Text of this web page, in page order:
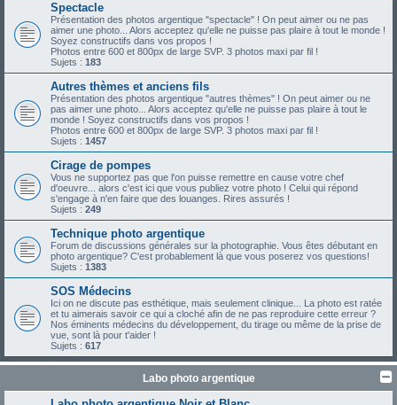
Spectacle
Présentation des photos argentique "spectacle" ! On peut aimer ou ne pas
aimer une photo... Alors acceptez qu'elle ne puisse pas plaire à tout le monde !
Soyez constructifs dans vos propos !
Photos entre 600 et 800px de large SVP. 3 photos maxi par fil !
Sujets : 183
Autres thèmes et anciens fils
Présentation des photos argentique "autres thèmes" ! On peut aimer ou ne
pas aimer une photo... Alors acceptez qu'elle ne puisse pas plaire à tout le
monde ! Soyez constructifs dans vos propos !
Photos entre 600 et 800px de large SVP. 3 photos maxi par fil !
Sujets : 1457
Cirage de pompes
Vous ne supportez pas que l'on puisse remettre en cause votre chef
d'oeuvre... alors c'est ici que vous publiez votre photo ! Celui qui répond
s'engage à n'en faire que des louanges. Rires assurés !
Sujets : 249
Technique photo argentique
Forum de discussions générales sur la photographie. Vous êtes débutant en
photo argentique? C'est probablement là que vous poserez vos questions!
Sujets : 1383
SOS Médecins
Ici on ne discute pas esthétique, mais seulement clinique... La photo est ratée
et tu aimerais savoir ce qui a cloché afin de ne pas reproduire cette erreur ?
Nos éminents médecins du développement, du tirage ou même de la prise de
vue, sont là pour t'aider !
Sujets : 617
Labo photo argentique